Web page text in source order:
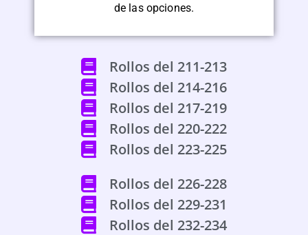
de las opciones.
Rollos del 211-213
Rollos del 214-216
Rollos del 217-219
Rollos del 220-222
Rollos del 223-225
Rollos del 226-228
Rollos del 229-231
Rollos del 232-234